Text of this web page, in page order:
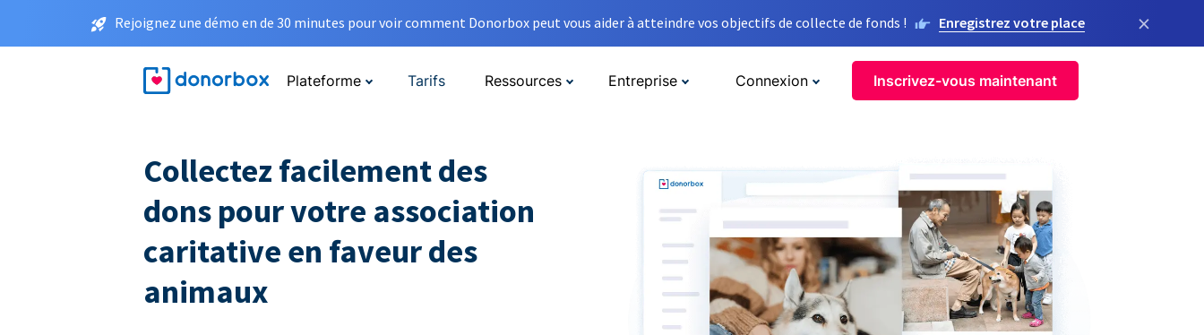
Rejoignez une démo en de 30 minutes pour voir comment Donorbox peut vous aider à atteindre vos objectifs de collecte de fonds ! Enregistrez votre place ×
Plateforme Tarifs Ressources Entreprise Connexion Inscrivez-vous maintenant
Collectez facilement des
dons pour votre association
caritative en faveur des
animaux